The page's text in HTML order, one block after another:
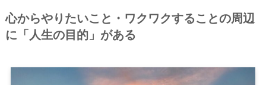
心からやりたいこと・ワクワクすることの周辺
に「人生の目的」がある